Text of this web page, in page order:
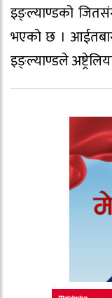
इङ्ल्याण्डको
भएको छ ।
इङ्ल्याण्डले